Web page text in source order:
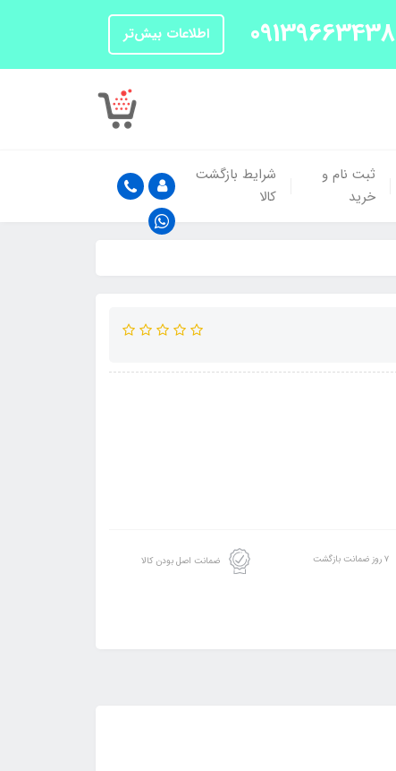
اطلاعات بیش‌تر
ثبت نام و
خرید
شرایط بازگشت
کالا
۷ روز ضمانت بازگشت ضمانت اصل بودن کالا